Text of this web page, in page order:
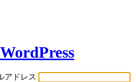
アドレス